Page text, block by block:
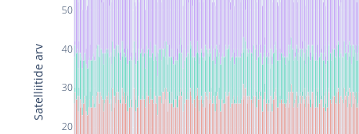
20
30
40
50
Satelliitide arv